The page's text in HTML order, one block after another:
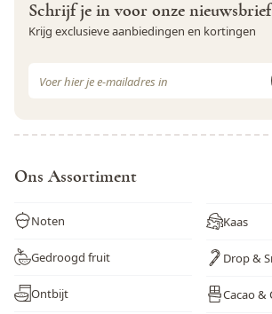
Schrijf je in voor onze nieuwsbrief
Krijg exclusieve aanbiedingen en kortingen
Ons Assortiment
Noten
Gedroogd fruit
Ontbijt
Kaas
Drop &
Cacao &